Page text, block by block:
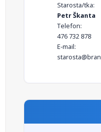
Starosta/tka:
Petr Škanta
Telefon:
476 732 878
E-mail: